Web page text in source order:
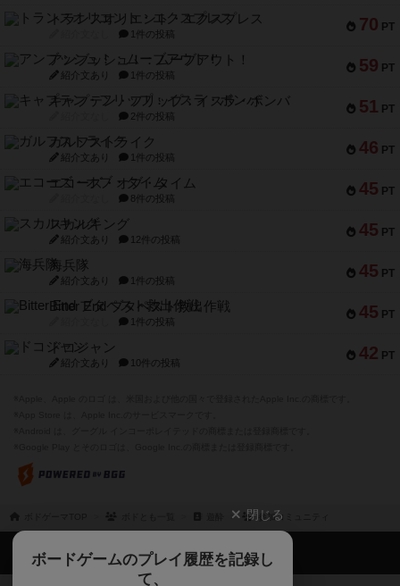
70 PT
トランスオリエント・エクスプレス
1件の投稿
59 PT
アンブッシュ！：ムーブアウト！
紹介文あり 1件の投稿
51 PT
キャプテン・フリップ：イスラ・ボンバ
2件の投稿
46 PT
ガルフストライク
紹介文あり 1件の投稿
45 PT
エコーズ・オブ・タイム
8件の投稿
45 PT
スカルキング
紹介文あり 12件の投稿
45 PT
海兵隊
紹介文あり 1件の投稿
45 PT
Bitter End ブタペスト救出作戦
1件の投稿
42 PT
ドコジャン
紹介文あり 10件の投稿
参加コミュニティ
閉じる
ボードゲームのプレイ履歴を記録し
て、
ボドゲーマTOP